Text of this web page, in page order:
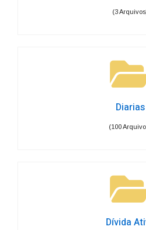
(3
Diarias
(100
Dívida